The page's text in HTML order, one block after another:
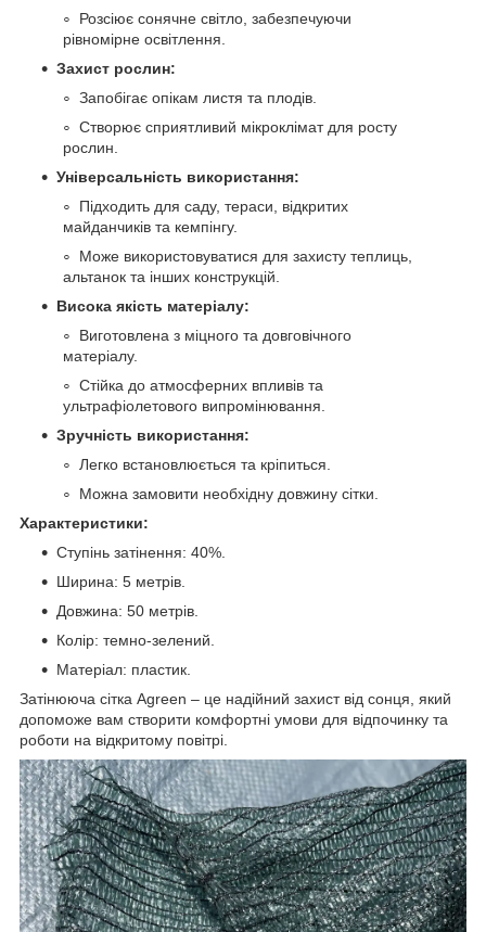
Розсіює сонячне світло, забезпечуючи
рівномірне освітлення.
Захист рослин:
Запобігає опікам листя та плодів.
Створює сприятливий мікроклімат для росту
рослин.
Універсальність використання:
Підходить для саду, тераси, відкритих
майданчиків та кемпінгу.
Може використовуватися для захисту теплиць,
альтанок та інших конструкцій.
Висока якість матеріалу:
Виготовлена з міцного та довговічного
матеріалу.
Стійка до атмосферних впливів та
ультрафіолетового випромінювання.
Зручність використання:
Легко встановлюється та кріпиться.
Можна замовити необхідну довжину сітки.
Характеристики:
Ступінь затінення: 40%.
Ширина: 5 метрів.
Довжина: 50 метрів.
Колір: темно-зелений.
Матеріал: пластик.
Затінююча сітка Agreen – це надійний захист від сонця, який
допоможе вам створити комфортні умови для відпочинку та
роботи на відкритому повітрі.